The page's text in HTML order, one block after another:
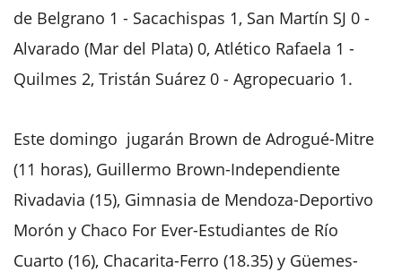
de Belgrano 1 - Sacachispas 1, San Martín SJ 0 -
Alvarado (Mar del Plata) 0, Atlético Rafaela 1 -
Quilmes 2, Tristán Suárez 0 - Agropecuario 1.
Este domingo jugarán Brown de Adrogué-Mitre
(11 horas), Guillermo Brown-Independiente
Rivadavia (15), Gimnasia de Mendoza-Deportivo
Morón y Chaco For Ever-Estudiantes de Río
Cuarto (16), Chacarita-Ferro (18.35) y Güemes-